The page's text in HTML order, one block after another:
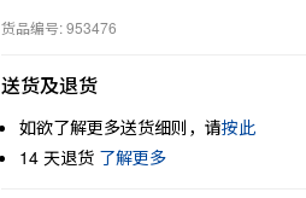
货品编号: 953476
送货及退货
如欲了解更多送货细则，请按此
14 天退货 了解更多